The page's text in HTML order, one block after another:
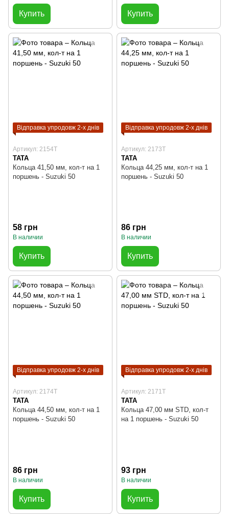
Купить Купить
Відправка упродовж 2-х днів
Артикул: 2154T
TATA
Кольца 41,50 мм, кол-т на 1
поршень - Suzuki 50
58 грн
В наличии
Купить
Відправка упродовж 2-х днів
Артикул: 2173T
TATA
Кольца 44,25 мм, кол-т на 1
поршень - Suzuki 50
86 грн
В наличии
Купить
Відправка упродовж 2-х днів
Артикул: 2174T
TATA
Кольца 44,50 мм, кол-т на 1
поршень - Suzuki 50
86 грн
В наличии
Купить
Відправка упродовж 2-х днів
Артикул: 2171T
TATA
Кольца 47,00 мм STD, кол-т
на 1 поршень - Suzuki 50
93 грн
В наличии
Купить